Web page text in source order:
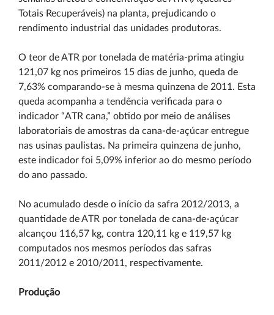
Totais Recuperáveis) na planta, prejudicando o
rendimento industrial das unidades produtoras.
O teor de ATR por tonelada de matéria-prima atingiu
121,07 kg nos primeiros 15 dias de junho, queda de
7,63% comparando-se à mesma quinzena de 2011. Esta
queda acompanha a tendência verificada para o
indicador “ATR cana,” obtido por meio de análises
laboratoriais de amostras da cana-de-açúcar entregue
nas usinas paulistas. Na primeira quinzena de junho,
este indicador foi 5,09% inferior ao do mesmo período
do ano passado.
No acumulado desde o início da safra 2012/2013, a
quantidade de ATR por tonelada de cana-de-açúcar
alcançou 116,57 kg, contra 120,11 kg e 119,57 kg
computados nos mesmos períodos das safras
2011/2012 e 2010/2011, respectivamente.
Produção